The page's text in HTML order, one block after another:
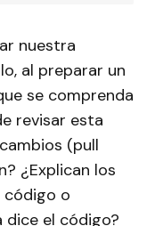
nuestra
al preparar un
se comprenda
revisar esta
(pull
¿Explican los
código o
dice el código?